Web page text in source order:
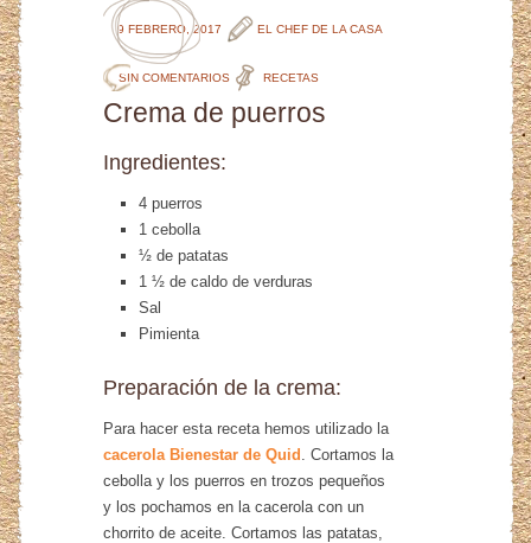
9 FEBRERO, 2017 EL CHEF DE LA CASA
SIN COMENTARIOS RECETAS
Crema de puerros
Ingredientes:
4 puerros
1 cebolla
½ de patatas
1 ½ de caldo de verduras
Sal
Pimienta
Preparación de la crema:
Para hacer esta receta hemos utilizado la
cacerola Bienestar de Quid
. Cortamos la
cebolla y los puerros en trozos pequeños
y los pochamos en la cacerola con un
chorrito de aceite. Cortamos las patatas,